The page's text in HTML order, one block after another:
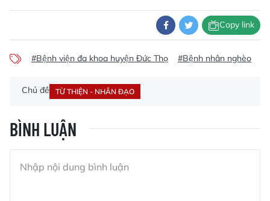
Copy link
#Bệnh viện đa khoa huyện Đức Thọ #Bệnh nhân nghèo
Chủ đề TỪ THIỆN - NHÂN ĐẠO
BÌNH LUẬN